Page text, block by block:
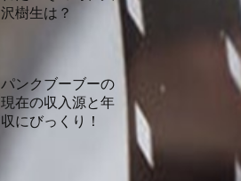
沢樹生は？
パンクブーブーの
現在の収入源と年
収にびっくり！